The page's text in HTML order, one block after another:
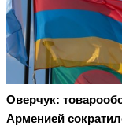
Оверчук:
Арменией